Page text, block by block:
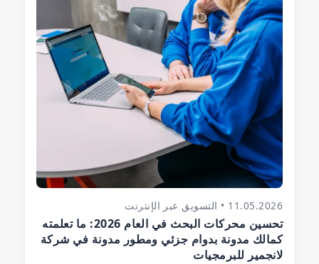
11.05.2026 • التسويق عبر الإنترنت
تحسين محركات البحث في العام 2026: ما تعلمته
كمالك مدونة بدوام جزئي ومطور مدونة في شركة
لانجمير للبرمجيات